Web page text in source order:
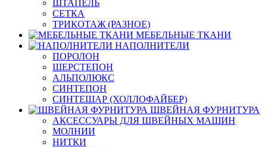
ШТАПЕЛЬ
СЕТКА
ТРИКОТАЖ (РАЗНОЕ)
МЕБЕЛЬНЫЕ ТКАНИ
НАПОЛНИТЕЛИ
ПОРОЛОН
ШЕРСТЕПОН
АЛЬПОЛЮКС
СИНТЕПОН
СИНТЕШАР (ХОЛЛОФАЙБЕР)
ШВЕЙНАЯ ФУРНИТУРА
АКСЕССУАРЫ ДЛЯ ШВЕЙНЫХ МАШИН
МОЛНИИ
НИТКИ